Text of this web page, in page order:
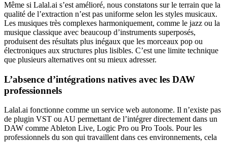
Même si Lalal.ai s’est amélioré, nous constatons sur le terrain que la
qualité de l’extraction n’est pas uniforme selon les styles musicaux.
Les musiques très complexes harmoniquement, comme le jazz ou la
musique classique avec beaucoup d’instruments superposés,
produisent des résultats plus inégaux que les morceaux pop ou
électroniques aux structures plus lisibles. C’est une limite technique
que plusieurs alternatives ont su mieux adresser.
L’absence d’intégrations natives avec les DAW
professionnels
Lalal.ai fonctionne comme un service web autonome. Il n’existe pas
de plugin VST ou AU permettant de l’intégrer directement dans un
DAW comme Ableton Live, Logic Pro ou Pro Tools. Pour les
professionnels du son qui travaillent dans ces environnements, cela